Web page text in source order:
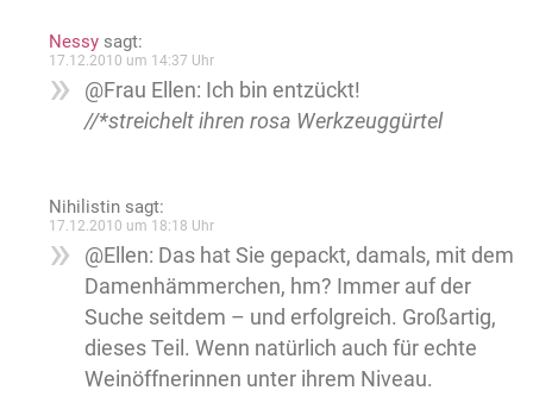
Nessy sagt:
17.12.2010 um 14:37 Uhr
@Frau Ellen: Ich bin entzückt!
//*streichelt ihren rosa Werkzeuggürtel
Nihilistin sagt:
17.12.2010 um 18:18 Uhr
@Ellen: Das hat Sie gepackt, damals, mit dem
Damenhämmerchen, hm? Immer auf der
Suche seitdem – und erfolgreich. Großartig,
dieses Teil. Wenn natürlich auch für echte
Weinöffnerinnen unter ihrem Niveau.